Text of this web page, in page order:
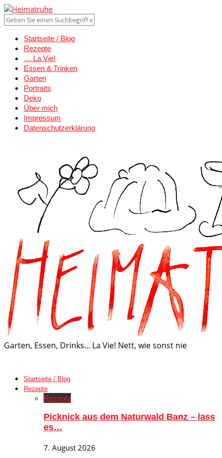
Startseite / Blog
Rezepte
… La Vie!
Essen & Trinken
Garten
Portraits
Deko
Über mich
Impressum
Datenschutzerklärung
Garten, Essen, Drinks... La Vie! Nett, wie sonst nie
Startseite / Blog
Rezepte
Rezepte
Picknick aus dem Naturwald Banz – lass
es…
7. August 2026